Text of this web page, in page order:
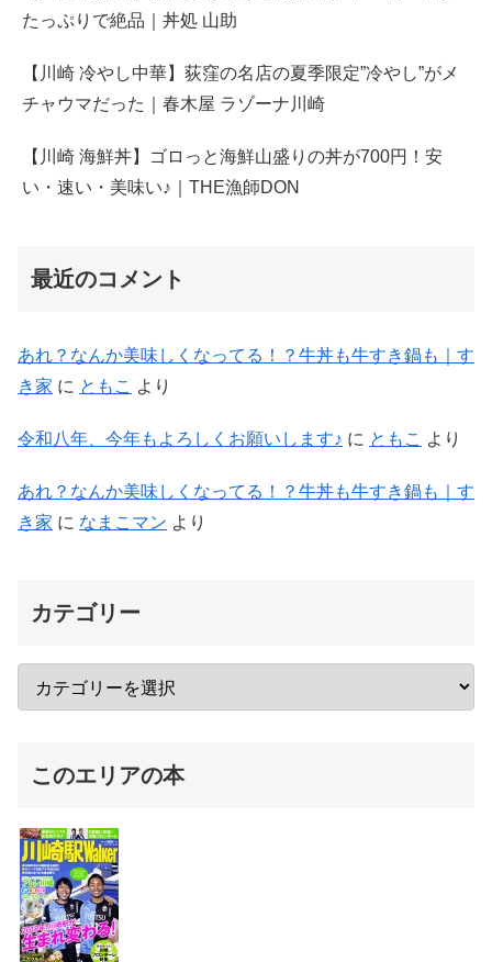
たっぷりで絶品｜丼処 山助
【川崎 冷やし中華】荻窪の名店の夏季限定”冷やし”がメ
チャウマだった｜春木屋 ラゾーナ川崎
【川崎 海鮮丼】ゴロっと海鮮山盛りの丼が700円！安
い・速い・美味い♪｜THE漁師DON
最近のコメント
あれ？なんか美味しくなってる！？牛丼も牛すき鍋も｜す
き家 に ともこ より
令和八年、今年もよろしくお願いします♪ に ともこ より
あれ？なんか美味しくなってる！？牛丼も牛すき鍋も｜す
き家 に なまこマン より
カテゴリー
このエリアの本